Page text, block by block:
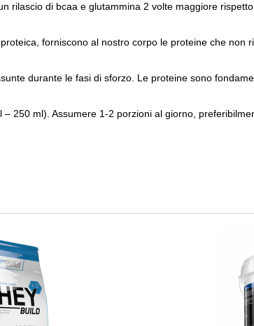
rilascio di bcaa e glutammina 2 volte maggiore
forniscono al nostro corpo le proteine che non
durante le fasi di sforzo. Le proteine sono
250 ml). Assumere 1-2 porzioni al giorno,